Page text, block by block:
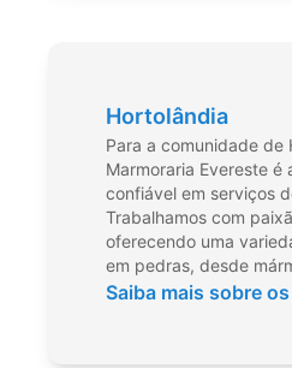
Hortolândia
Para a comunidade de
Marmoraria Evereste é
confiável em serviços
Trabalhamos com
oferecendo uma
em pedras, desde
Saiba mais sobre